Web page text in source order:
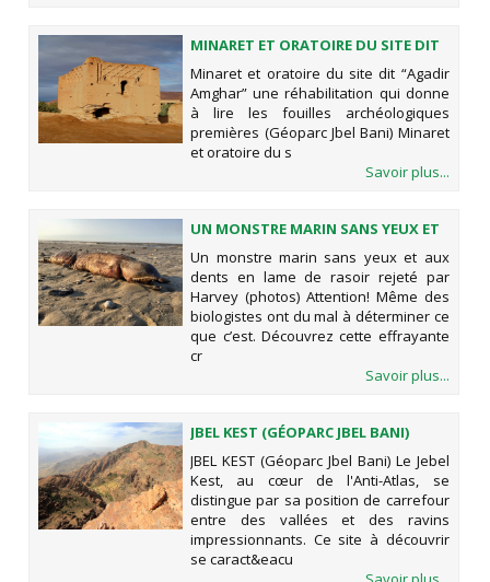
MINARET ET ORATOIRE DU SITE DIT
“AGADIR AMGHAR” UNE
RÉHABILITATION QUI DONNE À LIRE
LES FOUILLES ARCHÉOLOGIQUES
PREMIÈRES (GÉOPARC JBEL BANI)
Minaret et oratoire du site dit “Agadir
Amghar” une réhabilitation qui donne
à lire les fouilles archéologiques
premières (Géoparc Jbel Bani) Minaret
et oratoire du s
Savoir plus...
UN MONSTRE MARIN SANS YEUX ET
AUX DENTS EN LAME DE RASOIR
REJETÉ PAR HARVEY (PHOTOS)
Un monstre marin sans yeux et aux
dents en lame de rasoir rejeté par
Harvey (photos) Attention! Même des
biologistes ont du mal à déterminer ce
que c’est. Découvrez cette effrayante
cr
Savoir plus...
JBEL KEST (GÉOPARC JBEL BANI)
JBEL KEST (Géoparc Jbel Bani) Le Jebel
Kest, au cœur de l'Anti-Atlas, se
distingue par sa position de carrefour
entre des vallées et des ravins
impressionnants. Ce site à découvrir
se caract&eacu